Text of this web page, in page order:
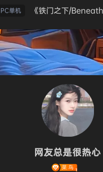
PC单机
网友总是很热心